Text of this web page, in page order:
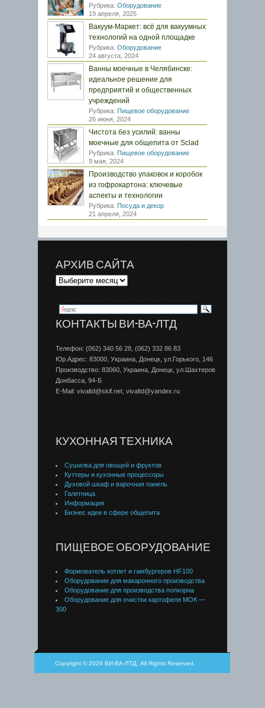
Рубрика: Оборудование
19 апреля, 2025
Вакуум-Маркет: всё для вакуумных
технологий на одной площадке
Рубрика: Оборудование
24 августа, 2024
Ванны моечные в Челябинске:
идеальное решение для
предприятий и общественных
учреждений
Рубрика: Пищевое оборудование
26 июня, 2024
Чистота без усилий: ванны
моечные для общепита от Sclad
Рубрика: Пищевое оборудование
9 мая, 2024
Производство упаковок и коробок
из гофрокартона: ключевые
аспекты и технологии
Рубрика: Посуда и декор
21 апреля, 2024
АРХИВ САЙТА
КОНТАКТЫ ВИ-ВА-ЛТД
Телефон: (062) 340 56 28, (062) 332 86 83
Юр.Адрес: 83000, Украина, Донецк, ул.Горького, 146
Производство: 83060, Украина, Донецк, ул.Шахтеров
Донбаcса, 94-Б
E-Mail: vivaltd@skif.net, vivaltd@yandex.ru
КУХОННАЯ ТЕХНИКА
Сушилка для овощей и фруктов
Куттеры и кухонные процессоры
Духовой шкаф и варочная панель
Галетница
Информация
Бизнес идеи в сфере общепита
ПИЩЕВОЕ ОБОРУДОВАНИЕ
Формователь котлет и гамбургеров HF100
Оборудование для макаронного производства
Оборудование для производства попкорна
Оборудование для очистки картофеля МОК —
300
Copyright © 2026 ВИ-ВА-ЛТД, All Rights Reserved.